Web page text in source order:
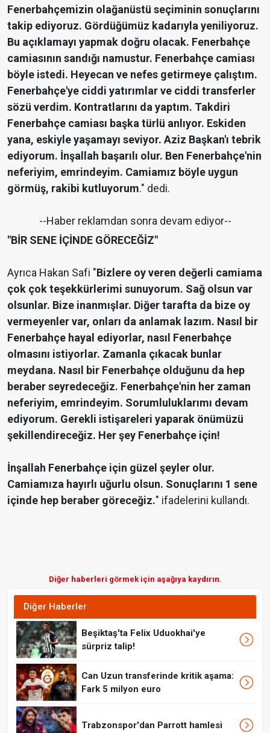
Fenerbahçemizin olağanüstü seçiminin sonuçlarını
takip ediyoruz. Gördüğümüz kadarıyla yeniliyoruz.
Bu açıklamayı yapmak doğru olacak. Fenerbahçe
camiasının sandığı namustur. Fenerbahçe camiası
böyle istedi. Heyecan ve nefes getirmeye çalıştım.
Fenerbahçe'ye ciddi yatırımlar ve ciddi transferler
sözü verdim. Kontratlarını da yaptım. Takdiri
Fenerbahçe camiası başka türlü anlıyor. Eskiden
yana, eskiyle yaşamayı seviyor. Aziz Başkan'ı tebrik
ediyorum. İnşallah başarılı olur. Ben Fenerbahçe'nin
neferiyim, emrindeyim. Camiamız böyle uygun
görmüş, rakibi kutluyorum." dedi.
--Haber reklamdan sonra devam ediyor--
"BİR SENE İÇİNDE GÖRECEĞİZ"
Ayrıca Hakan Safi "Bizlere oy veren değerli camiama
çok çok teşekkürlerimi sunuyorum. Sağ olsun var
olsunlar. Bize inanmışlar. Diğer tarafta da bize oy
vermeyenler var, onları da anlamak lazım. Nasıl bir
Fenerbahçe hayal ediyorlar, nasıl Fenerbahçe
olmasını istiyorlar. Zamanla çıkacak bunlar
meydana. Nasıl bir Fenerbahçe olduğunu da hep
beraber seyredeceğiz. Fenerbahçe'nin her zaman
neferiyim, emrindeyim. Sorumluluklarımı devam
ediyorum. Gerekli istişareleri yaparak önümüzü
şekillendireceğiz. Her şey Fenerbahçe için!
İnşallah Fenerbahçe için güzel şeyler olur.
Camiamıza hayırlı uğurlu olsun. Sonuçlarını 1 sene
içinde hep beraber göreceğiz." ifadelerini kullandı.
Diğer haberleri görmek için aşağıya kaydırın.
Diğer Haberler
Beşiktaş'ta Felix Uduokhai'ye
sürpriz talip!
Can Uzun transferinde kritik aşama:
Fark 5 milyon euro
Trabzonspor'dan Parrott hamlesi